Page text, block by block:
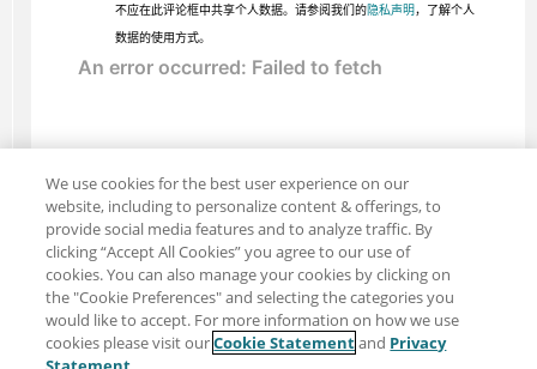
不应在此评论框中共享个人数据。请参阅我们的隐私声明，了解个人
数据的使用方式。
分享：电子邮件 推特
We use cookies for the best user experience on our
website, including to personalize content & offerings, to
provide social media features and to analyze traffic. By
clicking “Accept All Cookies” you agree to our use of
cookies. You can also manage your cookies by clicking on
the "Cookie Preferences" and selecting the categories you
would like to accept. For more information on how we use
cookies please visit ourCookie Statementand Privacy